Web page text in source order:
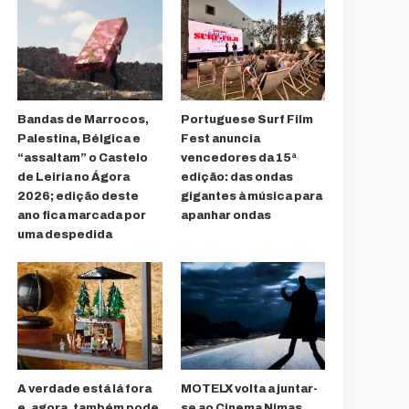
Bandas de Marrocos,
Palestina, Bélgica e
“assaltam” o Castelo
de Leiria no Ágora
2026; edição deste
ano fica marcada por
uma despedida
Portuguese Surf Film
Fest anuncia
vencedores da 15ª
edição: das ondas
gigantes à música para
apanhar ondas
A verdade está lá fora
MOTELX volta a juntar-